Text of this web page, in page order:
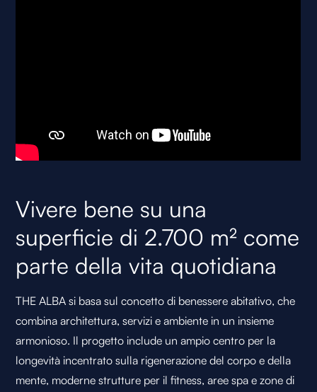
Vivere bene su una
superficie di 2.700 m² come
parte della vita quotidiana
THE ALBA si basa sul concetto di benessere abitativo, che
combina architettura, servizi e ambiente in un insieme
armonioso. Il progetto include un ampio centro per la
longevità incentrato sulla rigenerazione del corpo e della
mente, moderne strutture per il fitness, aree spa e zone di